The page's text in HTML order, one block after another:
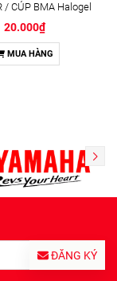
/ CÚP BMA Halogel
20.000₫
MUA HÀNG
ĐĂNG KÝ